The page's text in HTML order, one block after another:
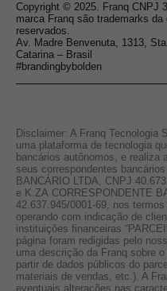
Copyright © 2025. Franq CNPJ
marca Franq são trademarks
reservados.
Av. Madre Benvenuta, 1313,
Catarina – Brasil
#brandingbybolden
Disclaimer: A Franq Tecnologia
uma plataforma de tecnologia
bancários autônomos, e realiza
seus correspondentes
BANCÁRIO LTDA, CNPJ
e K.ZA CORRESPONDENTE
42.637.945/0001-69, nos
operando com indicação de
instituições financeiras
página foram redigidas pelo
uma descrição da Franq sobre
partir de dados públicos do
materiais de vendas, etc.). A
eventuais alterações nas